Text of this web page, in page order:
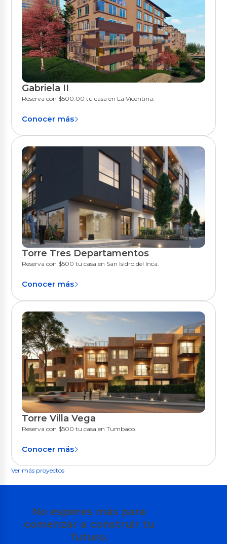
Quito
Gabriela II
Reserva con $500.00 tu casa en La Vicentina.
Conocer más
Quito
Torre Tres Departamentos
Reserva con $500 tu casa en San Isidro del Inca.
Conocer más
Quito
Torre Villa Vega
Reserva con $500 tu casa en Tumbaco.
Conocer más
Ver más proyectos
No esperes más para
comenzar a construir tu
futuro.